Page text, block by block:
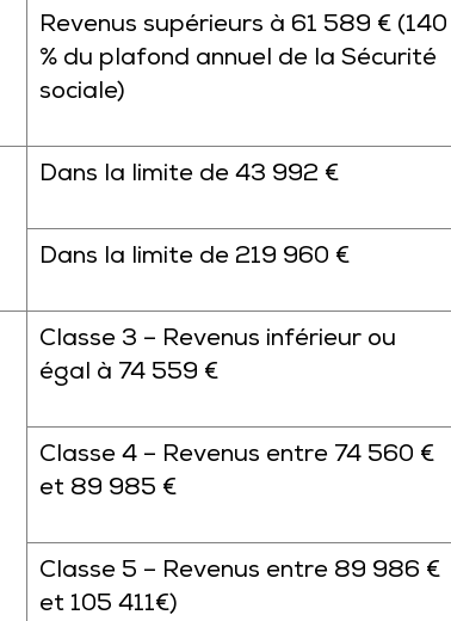
Revenus supérieurs à 61 589 € (140
% du plafond annuel de la Sécurité
sociale)
Dans la limite de 43 992 €
Dans la limite de 219 960 €
Classe 3 – Revenus inférieur ou
égal à 74 559 €
Classe 4 – Revenus entre 74 560 €
et 89 985 €
Classe 5 – Revenus entre 89 986 €
et 105 411€)